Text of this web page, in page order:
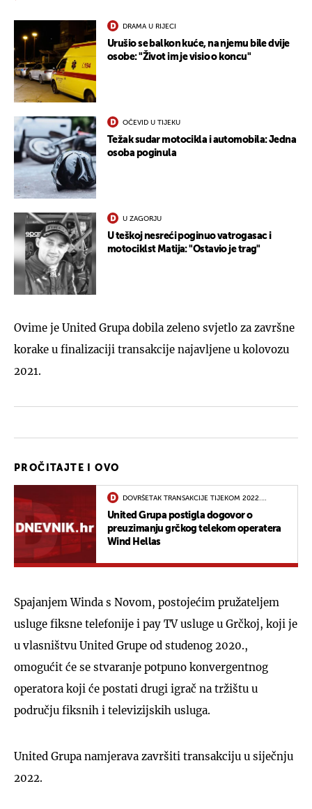
DRAMA U RIJECI
Urušio se balkon kuće, na njemu bile dvije
osobe: "Život im je visio o koncu"
OČEVID U TIJEKU
Težak sudar motocikla i automobila: Jedna
osoba poginula
U ZAGORJU
U teškoj nesreći poginuo vatrogasac i
motociklst Matija: "Ostavio je trag"
Ovime je United Grupa dobila zeleno svjetlo za završne
korake u finalizaciji transakcije najavljene u kolovozu
2021.
PROČITAJTE I OVO
DOVRŠETAK TRANSAKCIJE TIJEKOM 2022.
United Grupa postigla dogovor o
preuzimanju grčkog telekom operatera
Wind Hellas
Spajanjem Winda s Novom, postojećim pružateljem
usluge fiksne telefonije i pay TV usluge u Grčkoj, koji je
u vlasništvu United Grupe od studenog 2020.,
omogućit će se stvaranje potpuno konvergentnog
operatora koji će postati drugi igrač na tržištu u
području fiksnih i televizijskih usluga.
United Grupa namjerava završiti transakciju u siječnju
2022.